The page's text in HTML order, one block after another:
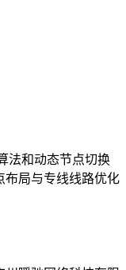
法和动态节点切换
布局与专线线路优化